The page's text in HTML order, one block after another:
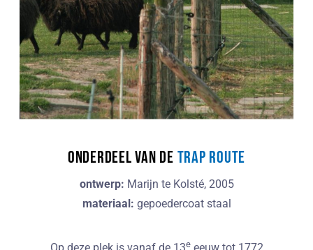
onderdeel van de TRAP route
ontwerp: Marijn te Kolsté, 2005
materiaal: gepoedercoat staal
e